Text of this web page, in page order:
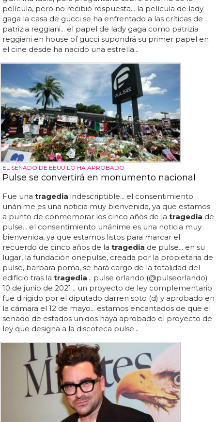
película, pero no recibió respuesta... la película de lady
gaga la casa de gucci se ha enfrentado a las críticas de
patrizia reggiani... el papel de lady gaga como patrizia
reggiani en house of gucci supondrá su primer papel en
el cine desde ha nacido una estrella...
EL SENADO DE EEUU LO HA APROBADO
Pulse se convertirá en monumento nacional
Fue una tragedia indescriptible... el consentimiento
unánime es una noticia muy bienvenida, ya que estamos
a punto de conmemorar los cinco años de la tragedia de
pulse... el consentimiento unánime es una noticia muy
bienvenida, ya que estamos listos para marcar el
recuerdo de cinco años de la tragedia de pulse... en su
lugar, la fundación onepulse, creada por la propietaria de
pulse, barbara poma, se hará cargo de la totalidad del
edificio tras la tragedia... pulse orlando (@pulseorlando)
10 de junio de 2021... un proyecto de ley complementario
fue dirigido por el diputado darren soto (d) y aprobado en
la cámara el 12 de mayo... estamos encantados de que el
senado de estados unidos haya aprobado el proyecto de
ley que designa a la discoteca pulse...